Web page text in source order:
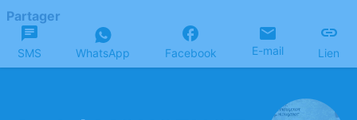
Partager
SMS WhatsApp Facebook E-mail Lien